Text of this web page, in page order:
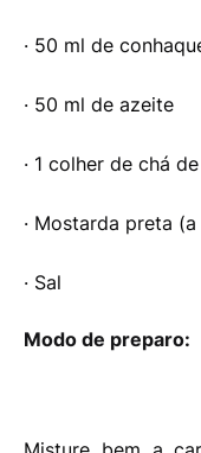
· 50 ml de
· 50 ml de azeite
· 1 colher de chá
· Mostarda preta
· Sal
Modo de preparo: